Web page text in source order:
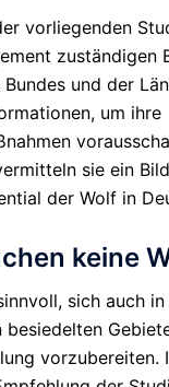
vorliegenden
zuständigen
und der
um ihre
sie ein
der Wolf in
keine
sich auch
besiedelten
vorzubereiten.